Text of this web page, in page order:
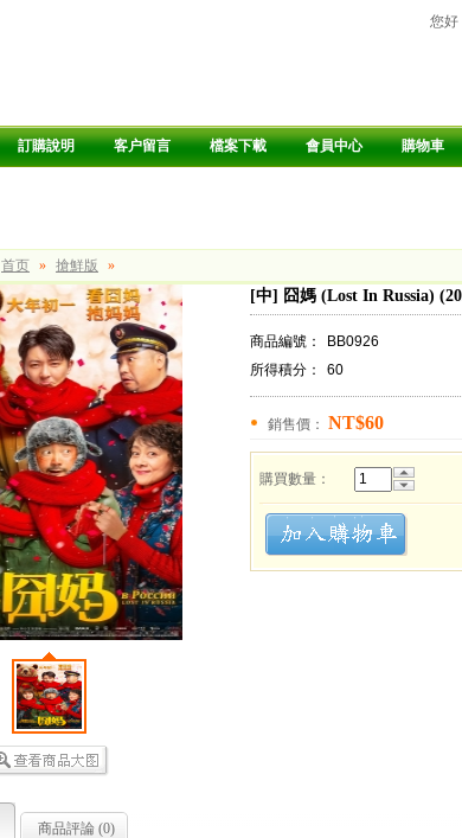
您好
訂購說明 客户留言 檔案下載 會員中心 購物車
首页 » 搶鮮版 »
[中] 囧媽 (Lost In Russia)
商品編號： BB0926
所得積分：
60
銷售價： NT$60
購買數量：
商品評論 (0)